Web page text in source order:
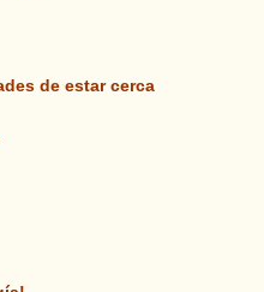
de estar cerca